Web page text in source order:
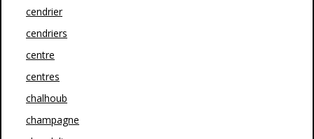
cendrier
cendriers
centre
centres
chalhoub
champagne